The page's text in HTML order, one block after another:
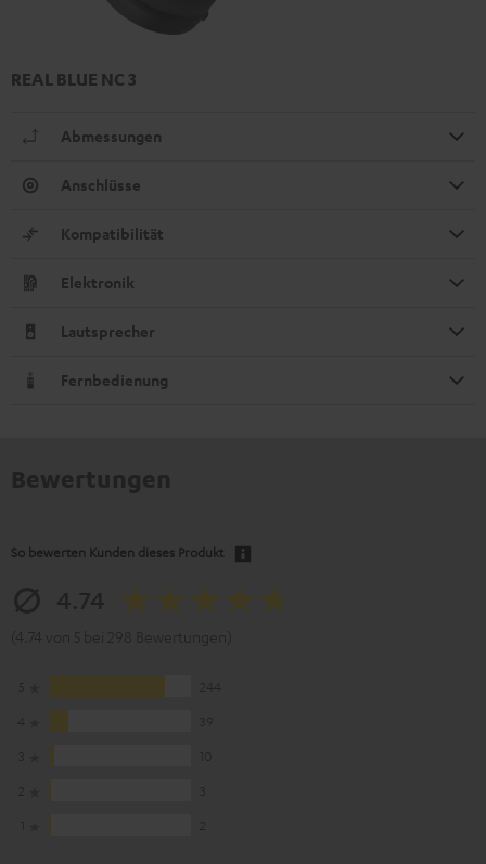
REAL BLUE NC 3
Abmessungen
Anschlüsse
Kompatibilität
Elektronik
Lautsprecher
Fernbedienung
So bewerten Kunden dieses Produkt